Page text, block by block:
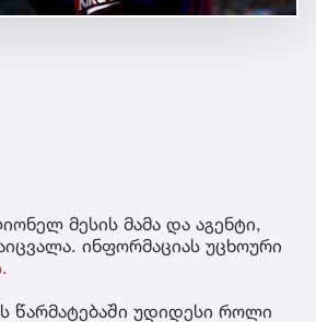
მესის მამა და აგენტი,
ინფორმაციას უცხოური
წარმატებაში უდიდესი როლი